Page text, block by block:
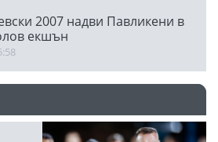
2007 надви Павликени в
екшън